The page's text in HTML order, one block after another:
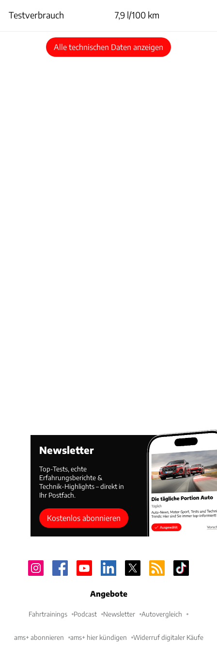
Testverbrauch 7,9 l/100 km
Alle technischen Daten anzeigen
Newsletter
Top-Tests, echte
Erfahrungsberichte &
Technik-Highlights – direkt in
Ihr Postfach.
Kostenlos abonnieren
Angebote
Fahrtrainings Podcast Newsletter Autovergleich
ams+ abonnieren ams+ hier kündigen Widerruf digitaler Käufe